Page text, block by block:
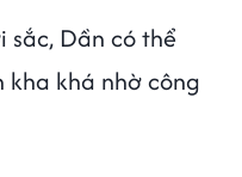
sắc, Dần có thể
khá nhờ công